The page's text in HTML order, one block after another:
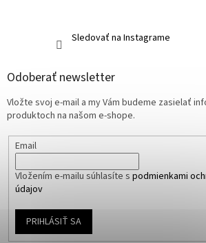
Sledovať na Instagrame
Odoberať newsletter
Vložte svoj e-mail a my Vám budeme zasielať
produktoch na našom e-shope.
Email
Vložením e-mailu súhlasíte s podmienkami
údajov
PRIHLÁSIŤ SA